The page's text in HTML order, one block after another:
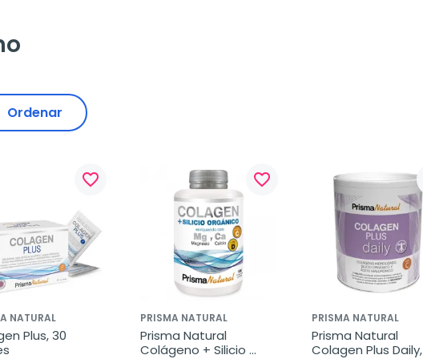
Ordenar
favorite_border
NATURAL
Plus, 30
favorite_border
PRISMA NATURAL
Prisma Natural
Colágeno + Silicio
PRISMA NATURAL
Prisma Natural
Colagen Plus Daily,